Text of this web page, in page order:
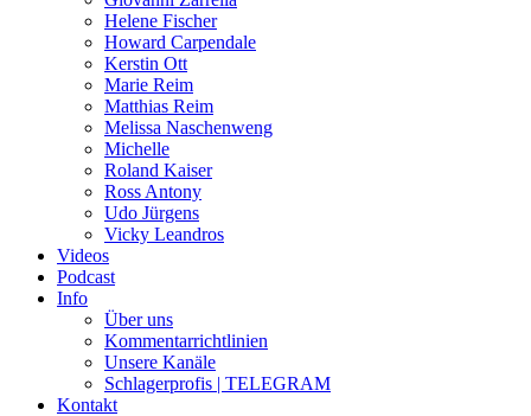
Helene Fischer
Howard Carpendale
Kerstin Ott
Marie Reim
Matthias Reim
Melissa Naschenweng
Michelle
Roland Kaiser
Ross Antony
Udo Jürgens
Vicky Leandros
Videos
Podcast
Info
Über uns
Kommentarrichtlinien
Unsere Kanäle
Schlagerprofis | TELEGRAM
Kontakt